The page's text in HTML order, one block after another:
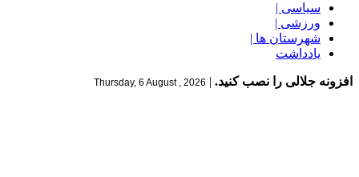
سیاسی |
ورزشی |
شهرستان ها |
یادداشت
افزونه جلالی را نصب کنید. |
Thursday, 6 August , 2026